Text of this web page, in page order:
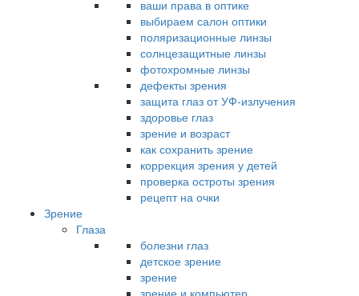
ваши права в оптике
выбираем салон оптики
поляризационные линзы
солнцезащитные линзы
фотохромные линзы
дефекты зрения
защита глаз от УФ-излучения
здоровье глаз
зрение и возраст
как сохранить зрение
коррекция зрения у детей
проверка остроты зрения
рецепт на очки
Зрение
Глаза
болезни глаз
детское зрение
зрение